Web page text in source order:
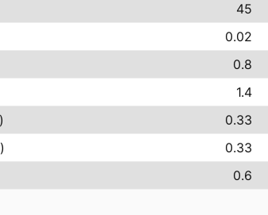
45
0.02
0.8
1.4
0.33
0.33
0.6